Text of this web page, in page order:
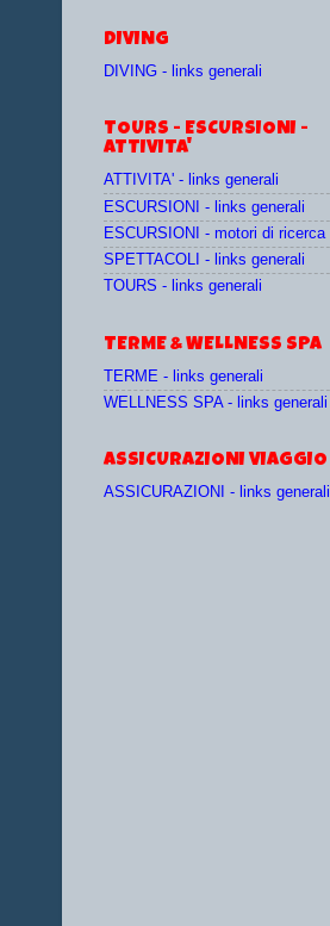
DIVING
DIVING - links generali
TOURS - ESCURSIONI -
ATTIVITA'
ATTIVITA' - links generali
ESCURSIONI - links generali
ESCURSIONI - motori di ricerca
SPETTACOLI - links generali
TOURS - links generali
TERME & WELLNESS SPA
TERME - links generali
WELLNESS SPA - links generali
ASSICURAZIONI VIAGGIO
ASSICURAZIONI - links generali